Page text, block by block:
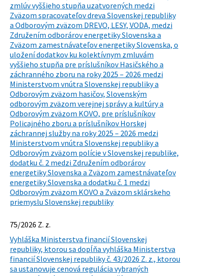
zmlúv vyššieho stupňa uzatvorených medzi
Zväzom spracovateľov dreva Slovenskej republiky
a Odborovým zväzom DREVO, LESY, VODA, medzi
Združením odborárov energetiky Slovenska a
Zväzom zamestnávateľov energetiky Slovenska, o
uložení dodatkov ku kolektívnym zmluvám
vyššieho stupňa pre príslušníkov Hasičského a
záchranného zboru na roky 2025 – 2026 medzi
Ministerstvom vnútra Slovenskej republiky a
Odborovým zväzom hasičov, Slovenským
odborovým zväzom verejnej správy a kultúry a
Odborovým zväzom KOVO, pre príslušníkov
Policajného zboru a príslušníkov Horskej
záchrannej služby na roky 2025 – 2026 medzi
Ministerstvom vnútra Slovenskej republiky a
Odborovým zväzom polície v Slovenskej republike,
dodatku č. 2 medzi Združením odborárov
energetiky Slovenska a Zväzom zamestnávateľov
energetiky Slovenska a dodatku č. 1 medzi
Odborovým zväzom KOVO a Zväzom sklárskeho
priemyslu Slovenskej republiky
75/2026 Z. z.
Vyhláška Ministerstva financií Slovenskej
republiky, ktorou sa dopĺňa vyhláška Ministerstva
financií Slovenskej republiky č. 43/2026 Z. z., ktorou
sa ustanovuje cenová regulácia vybraných